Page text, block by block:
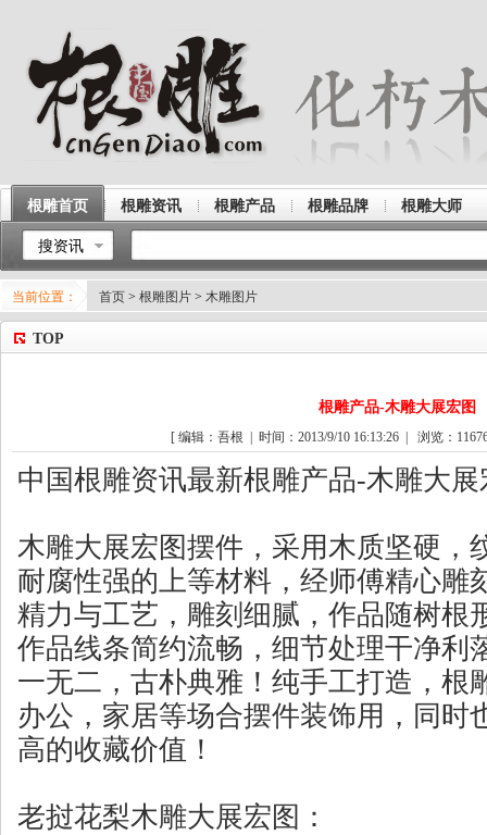
根雕首页 根雕资讯 根雕产品 根雕品牌 根雕大师
搜资讯
当前位置： 首页 > 根雕图片 > 木雕图片
TOP
根雕产品-木雕大展宏图
[ 编辑：吾根 | 时间：2013/9/10 16:13:26 | 浏览：
中国根雕资讯最新根雕产品-木雕大展
木雕大展宏图摆件，采用木质坚硬，
耐腐性强的上等材料，经师傅精心雕
精力与工艺，雕刻细腻，作品随树根
作品线条简约流畅，细节处理干净利
一无二，古朴典雅！纯手工打造，根
办公，家居等场合摆件装饰用，同时
高的收藏价值！
老挝花梨木雕大展宏图：